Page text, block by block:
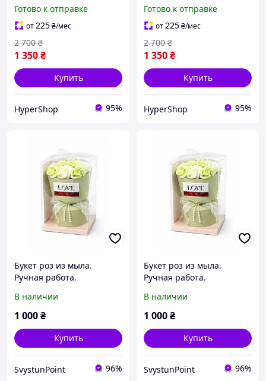
цветов из мыла ручной
работы на |МКТ
Готово к отправке
от225₴/мес
1 350₴
2 700 ₴
Купить
HyperShop 95%
работы, подарок сестре
на день рож |МКТ
Готово к отправке
от225₴/мес
1 350₴
2 700 ₴
Купить
HyperShop 95%
Букет роз из мыла.
Ручная работа.
В наличии
1 000₴
Купить
SvystunPoint 96%
Букет роз из мыла.
Ручная работа.
В наличии
1 000₴
Купить
SvystunPoint 96%